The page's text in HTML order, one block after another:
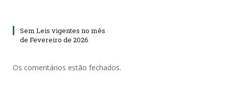
Sem Leis vigentes no mês
de Fevereiro de 2026
Os comentários estão fechados.